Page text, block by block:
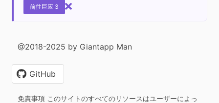
前往巨应 3
@2018-2025 by Giantapp Man
GitHub
免責事項 このサイトのすべてのリソースはユーザーによっ